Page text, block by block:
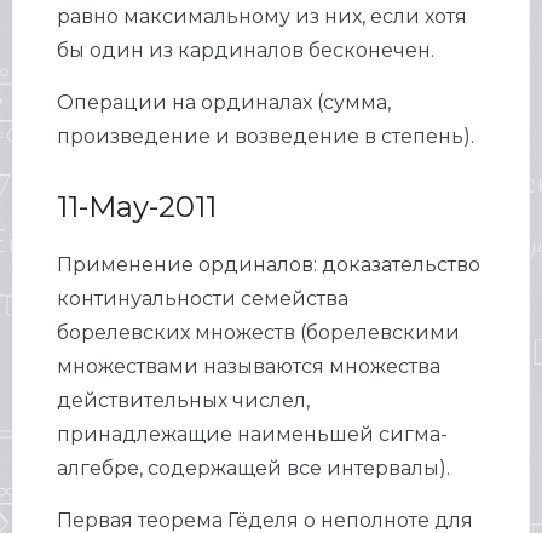
равно максимальному из них, если хотя
бы один из кардиналов бесконечен.
Операции на ординалах (сумма,
произведение и возведение в степень).
11-May-2011
Применение ординалов: доказательство
континуальности семейства
борелевских множеств (борелевскими
множествами называются множества
действительных числел,
принадлежащие наименьшей сигма-
алгебре, содержащей все интервалы).
Первая теорема Гёделя о неполноте для